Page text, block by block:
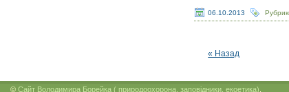
06.10.2013
« Назад
© Сайт Володимира Борейка ( природоохорона, заповідники, екоетика)